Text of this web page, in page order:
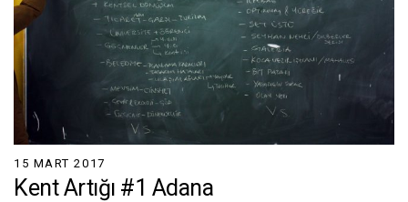
15 MART 2017
Kent Artığı #1 Adana